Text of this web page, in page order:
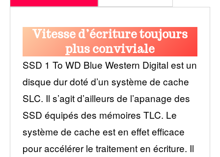
Vitesse d’écriture toujours
plus conviviale
SSD 1 To WD Blue Western Digital est un
disque dur doté d’un système de cache
SLC. Il s’agit d’ailleurs de l’apanage des
SSD équipés des mémoires TLC. Le
système de cache est en effet efficace
pour accélérer le traitement en écriture. Il